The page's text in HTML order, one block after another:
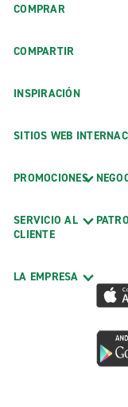
COMPRAR
COMPARTIR
INSPIRACIÓN
SITIOS WEB
PROMOCIONES
SERVICIO AL
CLIENTE
LA EMPRESA